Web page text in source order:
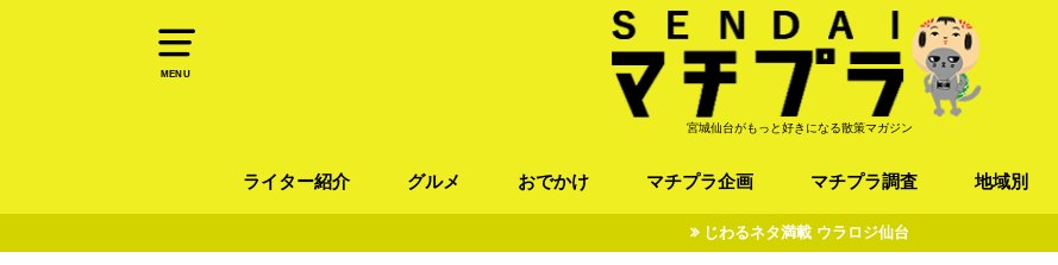
MENU
宮城仙台がもっと好きになる散策マガジン
ライター紹介 グルメ おでかけ マチプラ企画
オトアルキ
マチプラ企業訪問
ファッション
ブラミヤギ
マチプラ漫画
マチプラ小説
マチプラ調査
歴史
地域別
じわるネタ満載 ウラロジ仙台